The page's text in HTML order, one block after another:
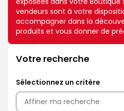
vendeurs sont à votre
accompagner dans la
produits et vous donner de
Votre recherche
Sélectionnez un critère
Affiner ma recherche